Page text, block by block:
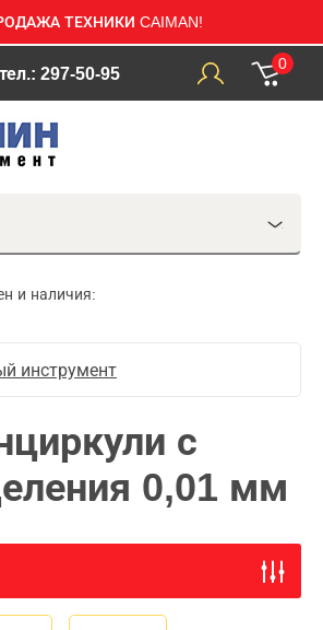
ТЕХНИКИ CAIMAN!
тел.: 297-50-95
0
и наличия:
инструмент
с
0,01 мм